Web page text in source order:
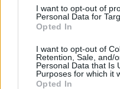
I want to opt-out of
Personal Data for
Opted In
I want to opt-out of
Retention, Sale, and/
Personal Data that Is
Purposes for which it
Opted In